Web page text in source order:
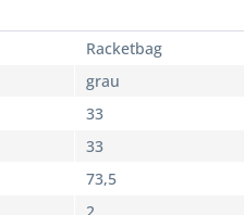
Racketbag
grau
33
33
73,5